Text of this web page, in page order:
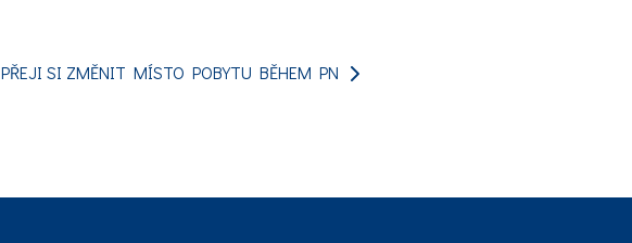
PŘEJI SI ZMĚNIT MÍSTO POBYTU BĚHEM PN